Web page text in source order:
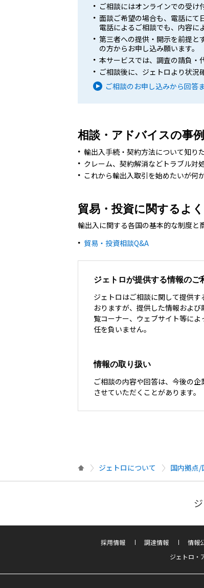
ご相談にはオンラインでの受け
面談ご希望の場合も、電話にて
電話によるご相談でも、内容に
第三者への提供・開示を前提と
の方からお申し込み願います。
本サービスでは、調査の請負・
ご相談後に、ジェトロより状況
ご相談のお申し込みから回答
相談・アドバイスの事例
輸出入手続・契約方法について知り
クレーム、契約解消などトラブル対
これから輸出入取引を始めたいが何
貿易・投資に関するよ
輸出入に関する各国の基本的な制度と
貿易・投資相談Q&A
ジェトロが提供する情報のご
ジェトロはご相談に関して提供
おりますが、提供した情報およ
覧コーナー、ウェブサイト等に
任を負いません。
情報の取り扱い
ご相談の内容や回答は、今後の
させていただくことがあります。
ジェトロについて 国内拠点/
採用情報 調達情報 情報
ジェトロ・